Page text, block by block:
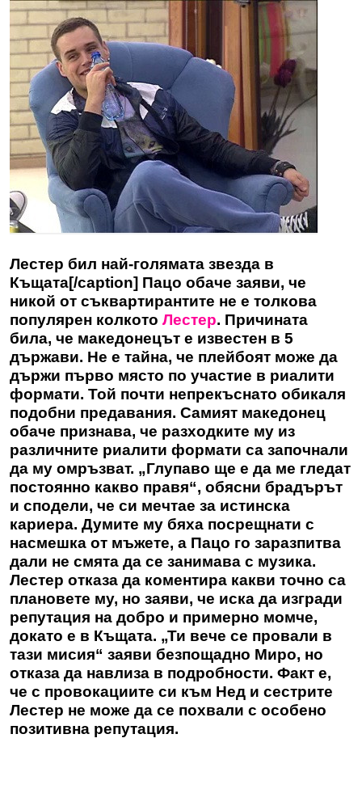
Лестер бил най-голямата звезда в
Къщата[/caption] Пацо обаче заяви, че
никой от съквартирантите не е толкова
популярен колкото Лестер. Причината
била, че македонецът е известен в 5
държави. Не е тайна, че плейбоят може да
държи първо място по участие в риалити
формати. Той почти непрекъснато обикаля
подобни предавания. Самият македонец
обаче признава, че разходките му из
различните риалити формати са започнали
да му омръзват. „Глупаво ще е да ме гледат
постоянно какво правя“, обясни брадърът
и сподели, че си мечтае за истинска
кариера. Думите му бяха посрещнати с
насмешка от мъжете, а Пацо го заразпитва
дали не смята да се занимава с музика.
Лестер отказа да коментира какви точно са
плановете му, но заяви, че иска да изгради
репутация на добро и примерно момче,
докато е в Къщата. „Ти вече се провали в
тази мисия“ заяви безпощадно Миро, но
отказа да навлиза в подробности. Факт е,
че с провокациите си към Нед и сестрите
Лестер не може да се похвали с особено
позитивна репутация.